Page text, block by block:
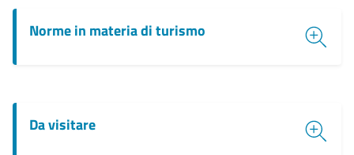
Norme in materia di turismo
Da visitare